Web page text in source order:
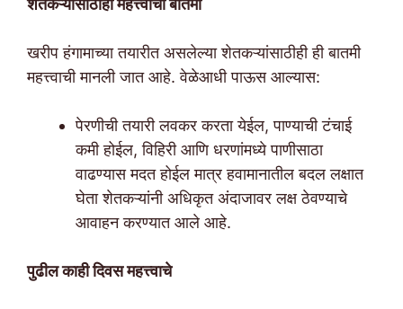
शेतकऱ्यांसाठीही महत्त्वाची बातमी
खरीप हंगामाच्या तयारीत असलेल्या शेतकऱ्यांसाठीही ही बातमी
महत्त्वाची मानली जात आहे. वेळेआधी पाऊस आल्यास:
पेरणीची तयारी लवकर करता येईल, पाण्याची टंचाई
कमी होईल, विहिरी आणि धरणांमध्ये पाणीसाठा
वाढण्यास मदत होईल मात्र हवामानातील बदल लक्षात
घेता शेतकऱ्यांनी अधिकृत अंदाजावर लक्ष ठेवण्याचे
आवाहन करण्यात आले आहे.
पुढील काही दिवस महत्त्वाचे